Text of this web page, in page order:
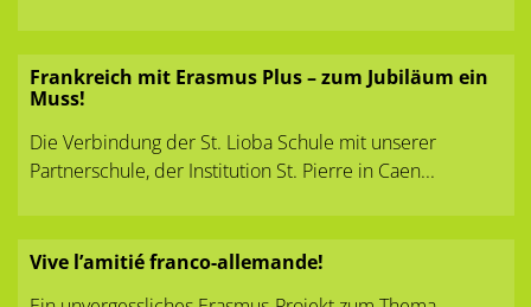
Frankreich mit Erasmus Plus – zum Jubiläum ein
Muss!
Die Verbindung der St. Lioba Schule mit unserer
Partnerschule, der Institution St. Pierre in Caen...
Vive l’amitié franco-allemande!